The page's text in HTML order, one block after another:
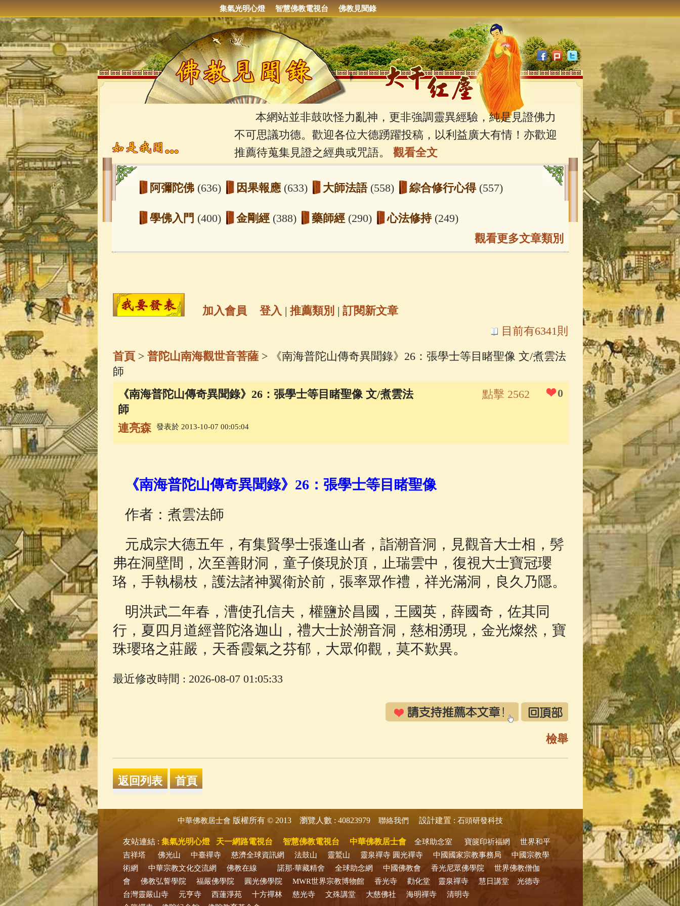
集氣光明心燈 智慧佛教電視台 佛教見聞錄
本網站並非鼓吹怪力亂神，更非強調靈異經驗，純是見證佛力
不可思議功德。歡迎各位大德踴躍投稿，以利益廣大有情！亦歡迎
推薦待蒐集見證之經典或咒語。 觀看全文
阿彌陀佛 (636) 因果報應 (633) 大師法語 (558) 綜合修行心得 (557)
學佛入門 (400) 金剛經 (388) 藥師經 (290) 心法修持 (249)
玉曆寶鈔(236) 地藏經(225) 臨終助念(190) 文殊菩薩(165)
高僧故事 (141) 放生護生 (133) 戒除邪淫(129)
釋迦牟尼佛傳(69) 生活禪(68) 大梵天王（四面佛）感應錄
善財童子五十三參(57)
觀看更多文章類別
加入會員 登入 | 推薦類別 | 訂閱新文章
目前有6341則
首頁> 普陀山南海觀世音菩薩> 《南海普陀山傳奇異聞錄》26：張學士等目睹聖像 文/煮雲法
師
《南海普陀山傳奇異聞錄》26：張學士等目睹聖像 文/煮雲法
師
0
點擊 2562
連亮森 發表於 2013-10-07 00:05:04
《南海普陀山傳奇異聞錄》26：張學士等目睹聖像
作者：煮雲法師
元成宗大德五年，有集賢學士張逢山者，詣潮音洞，見觀音大士相，髣
弗在洞壁間，次至善財洞，童子倏現於頂，止瑞雲中，復視大士寶冠瓔
珞，手執楊枝，護法諸神翼衛於前，張率眾作禮，祥光滿洞，良久乃隱。
明洪武二年春，漕使孔信夫，權鹽於昌國，王國英，薛國奇，佐其同
行，夏四月道經普陀洛迦山，禮大士於潮音洞，慈相湧現，金光燦然，寶
珠瓔珞之莊嚴，天香霞氣之芬郁，大眾仰觀，莫不歎異。
最近修改時間 : 2026-08-07 01:05:33
檢舉
中華佛教居士會 版權所有 © 2013 瀏覽人數 : 40823979 聯絡我們 設計建置 : 石頭研發科技
友站連結 : 集氣光明心燈 天一網路電視台 智慧佛教電視台 中華佛教居士會 全球助念室 寶篋印祈福網
世界和平
吉祥塔
佛光山 中臺禪寺 慈濟全球資訊網 法鼓山 靈鷲山 靈泉禪寺 圓光禪寺 中國國家宗教事務局
中國宗教學
術網
中華宗教文化交流網 佛教在線 諾那‧華藏精舍 全球助念網 中國佛教會 香光尼眾佛學院
世界佛教僧伽
會
佛教弘誓學院 福嚴佛學院 圓光佛學院 MWR世界宗教博物館 香光寺 勸化堂 靈泉禪寺 慧日講堂
光德寺
台灣靈嚴山寺
元亨寺 西蓮淨苑 十方禪林 慈光寺 文殊講堂 大慈佛社 海明禪寺
清明寺